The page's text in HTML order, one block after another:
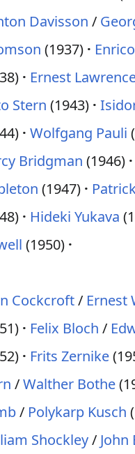
Davisson /
(1937)
Ernest
Stern (1943)
Wolfgang Pauli
Bridgman (1946)
(1947)
Hideki Yukava
(1950)
Cockcroft/ Ernest
Felix Bloch /
Frits Zernike
/Walther Bothe
/ Polykarp Kusch
Shockley/ John